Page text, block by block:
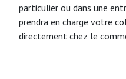
particulier ou dans une
prendra en charge votre
directement chez le